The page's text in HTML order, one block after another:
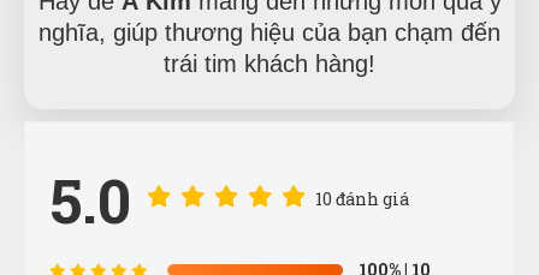
nghĩa, giúp thương hiệu của bạn chạm đến
trái tim khách hàng!
5.0 10 đánh giá
100%| 10